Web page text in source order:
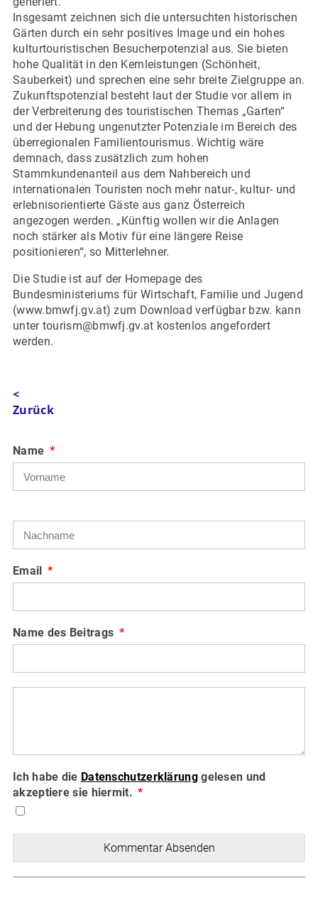
Insgesamt zeichnen sich die untersuchten historischen
Gärten durch ein sehr positives Image und ein hohes
kulturtouristischen Besucherpotenzial aus. Sie bieten
hohe Qualität in den Kernleistungen (Schönheit,
Sauberkeit) und sprechen eine sehr breite Zielgruppe an.
Zukunftspotenzial besteht laut der Studie vor allem in
der Verbreiterung des touristischen Themas „Garten“
und der Hebung ungenutzter Potenziale im Bereich des
überregionalen Familientourismus. Wichtig wäre
demnach, dass zusätzlich zum hohen
Stammkundenanteil aus dem Nahbereich und
internationalen Touristen noch mehr natur-, kultur- und
erlebnisorientierte Gäste aus ganz Österreich
angezogen werden. „Künftig wollen wir die Anlagen
noch stärker als Motiv für eine längere Reise
positionieren“, so Mitterlehner.
Die Studie ist auf der Homepage des
Bundesministeriums für Wirtschaft, Familie und Jugend
(www.bmwfj.gv.at) zum Download verfügbar bzw. kann
unter tourism@bmwfj.gv.at kostenlos angefordert
werden.
<
Zurück
Name
Email
Name des Beitrags
Ich habe die Datenschutzerklärunggelesen und
akzeptiere sie hiermit.
Kommentar Absenden